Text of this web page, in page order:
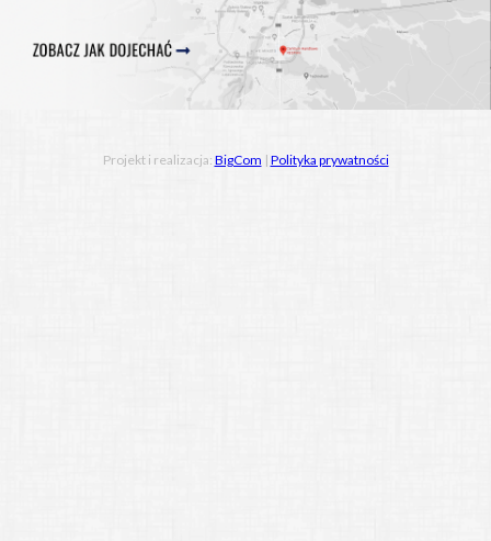
Projekt i realizacja: BigCom | Polityka prywatności